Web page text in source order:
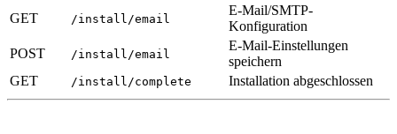
GET
/install/email
E-Mail/SMTP-
Konfiguration
POST
/install/email
E-Mail-Einstellungen
speichern
GET
/install/complete Installation abgeschlossen